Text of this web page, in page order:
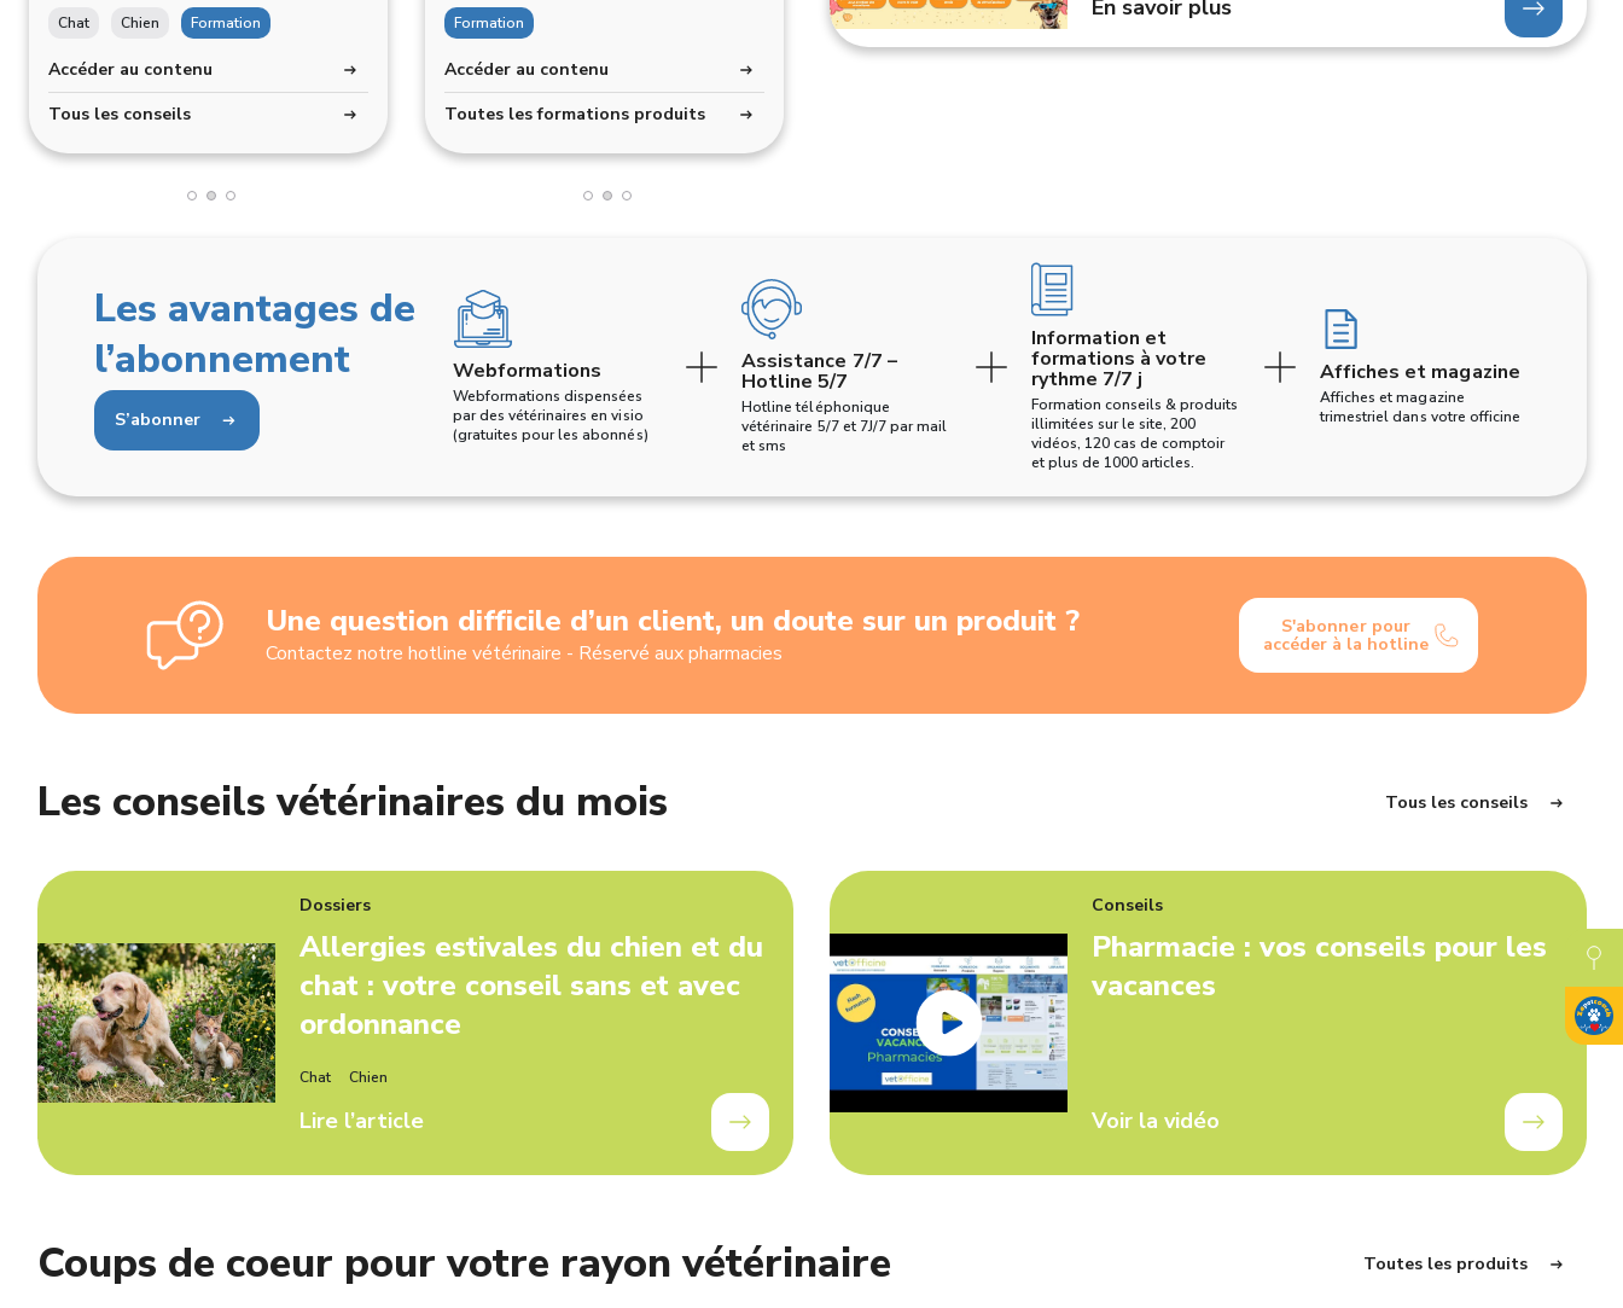
Chat Chien Formation
Accéder au contenu
Tous les conseils
Chat Chien
Accéder au contenu
Tous les conseils
Cheval Formation
Cheval Formation
Accéder au contenu
Toutes les formations produits
Formation
Accéder au contenu
Toutes les formations produits
Formation
En savoir plus
Les avantages de
l’abonnement
S’abonner
Webformations
Webformations dispensées
par des vétérinaires en visio
(gratuites pour les abonnés)
Assistance 7/7 –
Hotline 5/7
Hotline téléphonique
vétérinaire 5/7 et 7J/7 par mail
et sms
Information et
formations à votre
rythme 7/7 j
Formation conseils & produits
illimitées sur le site, 200
vidéos, 120 cas de comptoir
et plus de 1000 articles.
Affiches et magazine
Affiches et magazine
trimestriel dans votre officine
Une question difficile d’un client, un doute sur un produit ?
Contactez notre hotline vétérinaire - Réservé aux pharmacies
S'abonner pour
accéder à la hotline
Les conseils vétérinaires du mois Tous les conseils
Dossiers
Allergies estivales du chien et du
chat : votre conseil sans et avec
ordonnance
Chat Chien
Lire l’article
Conseils
Pharmacie : vos conseils pour les
vacances
Voir la vidéo
Coups de coeur pour votre rayon vétérinaire Toutes les produits